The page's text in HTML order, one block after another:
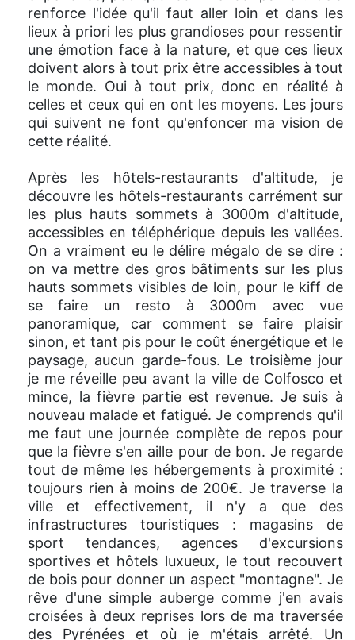
renforce l'idée qu'il faut aller loin et dans les
lieux à priori les plus grandioses pour ressentir
une émotion face à la nature, et que ces lieux
doivent alors à tout prix être accessibles à tout
le monde. Oui à tout prix, donc en réalité à
celles et ceux qui en ont les moyens. Les jours
qui suivent ne font qu'enfoncer ma vision de
cette réalité.
Après les hôtels-restaurants d'altitude, je
découvre les hôtels-restaurants carrément sur
les plus hauts sommets à 3000m d'altitude,
accessibles en téléphérique depuis les vallées.
On a vraiment eu le délire mégalo de se dire :
on va mettre des gros bâtiments sur les plus
hauts sommets visibles de loin, pour le kiff de
se faire un resto à 3000m avec vue
panoramique, car comment se faire plaisir
sinon, et tant pis pour le coût énergétique et le
paysage, aucun garde-fous. Le troisième jour
je me réveille peu avant la ville de Colfosco et
mince, la fièvre partie est revenue. Je suis à
nouveau malade et fatigué. Je comprends qu'il
me faut une journée complète de repos pour
que la fièvre s'en aille pour de bon. Je regarde
tout de même les hébergements à proximité :
toujours rien à moins de 200€. Je traverse la
ville et effectivement, il n'y a que des
infrastructures touristiques : magasins de
sport tendances, agences d'excursions
sportives et hôtels luxueux, le tout recouvert
de bois pour donner un aspect "montagne". Je
rêve d'une simple auberge comme j'en avais
croisées à deux reprises lors de ma traversée
des Pyrénées et où je m'étais arrêté. Un